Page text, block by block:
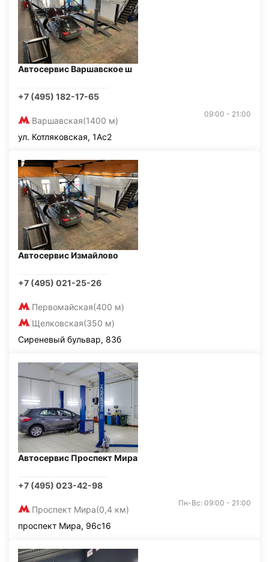
Автосервис Варшавское ш
+7 (495) 182-17-65
Варшавская(1400 м)
09:00 - 21:00
ул. Котляковская, 1Ас2
Автосервис Измайлово
+7 (495) 021-25-26
Первомайская(400 м)
Щелковская(350 м)
Сиреневый бульвар, 83б
Автосервис Проспект Мира
+7 (495) 023-42-98
Проспект Мира(0,4 км)
Пн-Вс: 09:00 - 21:00
проспект Мира, 96с16